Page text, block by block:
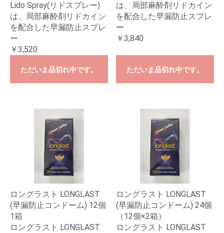
Lido Spray(リドスプレー)
は、局部麻酔剤リドカイン
を配合した早漏防止スプレ
ー
￥3,520
ただいま品切れ中です。
は、局部麻酔剤リドカイン
を配合した早漏防止スプレ
ー
￥3,840
ただいま品切れ中です。
ロングラスト LONGLAST
(早漏防止コンドーム) 12個
1箱
ロングラスト LONGLAST
ロングラスト LONGLAST
(早漏防止コンドーム) 24個
（12個×2箱）
ロングラスト LONGLAST